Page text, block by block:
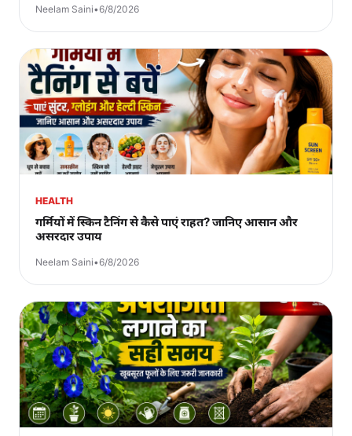
Neelam Saini•6/8/2026
HEALTH
गर्मियों में स्किन टैनिंग से कैसे पाएं राहत? जानिए आसान और
असरदार उपाय
Neelam Saini•6/8/2026